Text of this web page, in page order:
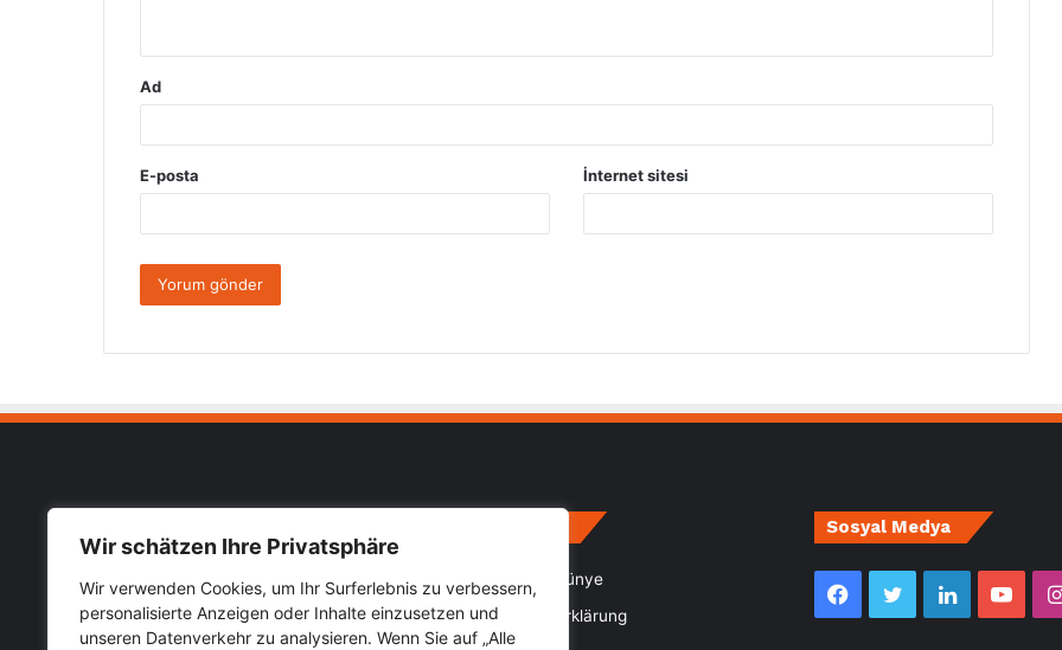
Wir schätzen Ihre Privatsphäre
Wir verwenden Cookies, um Ihr Surferlebnis zu verbessern,
personalisierte Anzeigen oder Inhalte einzusetzen und
unseren Datenverkehr zu analysieren. Wenn Sie auf „Alle
Ad
E-posta İnternet sitesi
Almanya Türkiye güncel haberlerini
öğrenebileceğiniz hızlı güvenilir haber
sitesi Muhabirce.com
Impressum- Künye
Datenschutzerklärung
Sosyal Medya
Facebook
TwitterLinkedIn